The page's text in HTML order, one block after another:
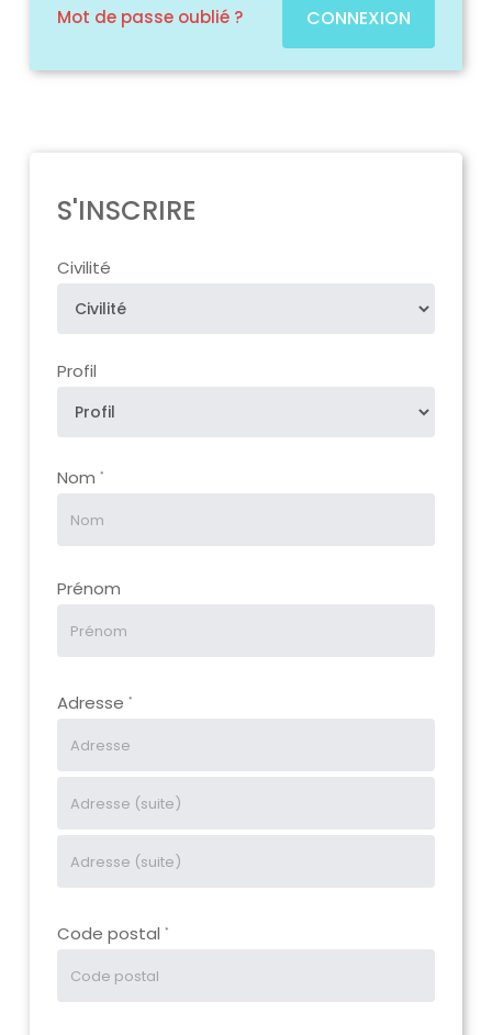
Mot de passe oublié ? CONNEXION
S'INSCRIRE
Civilité
Profil
Nom *
Prénom
Adresse *
Code postal *